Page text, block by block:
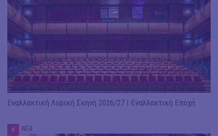
Εναλλακτική Λυρική Σκηνή 2026/27 | Εναλλακτική Εποχή
# ΝΕΑ